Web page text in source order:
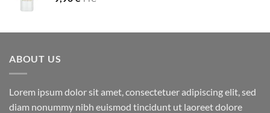
ABOUT US
Lorem ipsum dolor sit amet, consectetuer adipiscing elit, sed
diam nonummy nibh euismod tincidunt ut laoreet dolore